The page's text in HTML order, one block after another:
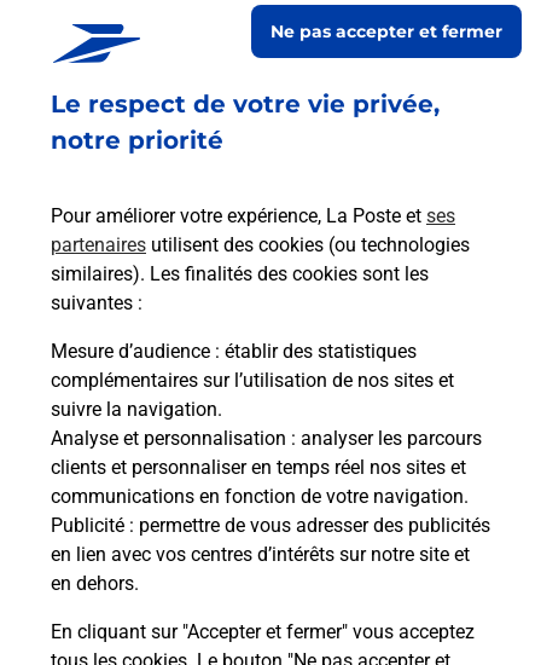
Le respect de votre vie privée,
notre priorité
Pour améliorer votre expérience, La Poste et ses
partenaires utilisent des cookies (ou technologies
similaires). Les finalités des cookies sont les
suivantes :
Mesure d’audience : établir des statistiques
complémentaires sur l’utilisation de nos sites et
suivre la navigation.
Analyse et personnalisation : analyser les parcours
clients et personnaliser en temps réel nos sites et
communications en fonction de votre navigation.
Publicité : permettre de vous adresser des publicités
en lien avec vos centres d’intérêts sur notre site et
en dehors.
En cliquant sur "Accepter et fermer" vous acceptez
Ne pas accepter et fermer
Acheter un smartphone Samsung
Vous recherchez un smartphone pas cher proche
de chez vous ? Découvrez notre offre de
En savoir plus
En savoir plus
Souscrire à la téléassistance
Besoin d’un système de téléassistance à l’intérieur
et/ou à l’extérieur de votre domicile ? Découvrez
les offres téléalarme dans votre bureau de Poste à
CHATEAUROUX ST JEAN.
En savoir plus